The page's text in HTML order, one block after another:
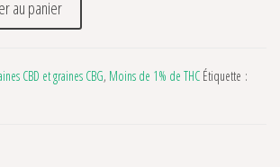
au panier
CBD et graines CBG, Moins de 1% de THC Étiquette :